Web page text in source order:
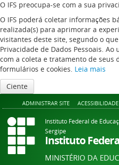
O IFS preocupa-se com a sua
O IFS poderá coletar informações
realizada(s) para aprimorar a
visitantes deste site, segundo o
Privacidade de Dados Pessoais.
com a coleta e tratamento de seus
formulários e cookies. Leia mais
Ciente
ADMINISTRAR SITE
Instituto Federal de
Sergipe
Instituto
MINISTÉRIO DA